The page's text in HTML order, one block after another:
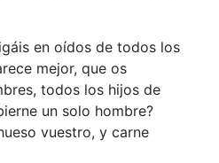
en oídos de todos los
mejor, que os
todos los hijos de
un solo hombre?
vuestro, y carne